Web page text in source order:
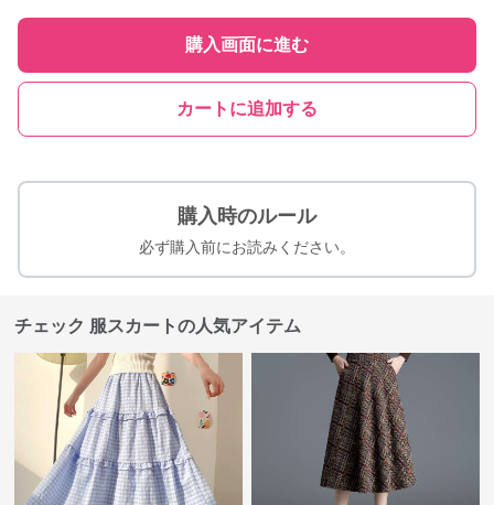
購入画面に進む
カートに追加する
購入時のルール
必ず購入前にお読みください。
チェック 服スカートの人気アイテム